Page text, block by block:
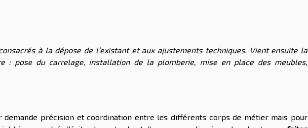
à la dépose de l’existant et aux ajustements techniques. Vient ensuite la
: pose du carrelage, installation de la plomberie, mise en place des meubles,
demande précision et coordination entre les différents corps de métier mais pour